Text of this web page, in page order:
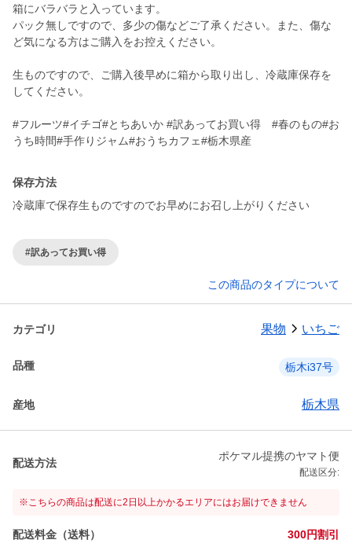
箱にバラバラと入っています。
パック無しですので、多少の傷などご了承ください。また、傷な
ど気になる方はご購入をお控えください。
生ものですので、ご購入後早めに箱から取り出し、冷蔵庫保存を
してください。
#フルーツ#イチゴ#とちあいか #訳あってお買い得 #春のもの#お
うち時間#手作りジャム#おうちカフェ#栃木県産
保存方法
冷蔵庫で保存生ものですのでお早めにお召し上がりください
#訳あってお買い得
この商品のタイプについて
カテゴリ 果物 いちご
品種 栃木i37号
産地 栃木県
配送方法
ポケマル提携のヤマト便
配送区分:
※こちらの商品は配送に2日以上かかるエリアにはお届けできません
配送料金（送料） 300円割引